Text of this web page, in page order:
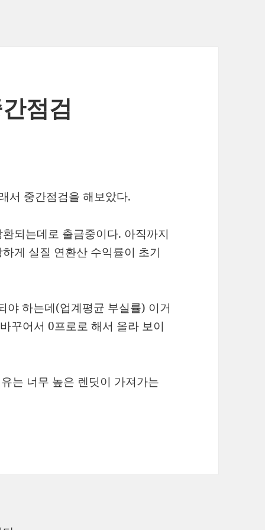
점검
서 중간점검을 해보았다.
되는데로 출금중이다. 아직까지
게 실질 연환산 수익률이 초기
야 하는데(업계평균 부실률) 이거
꾸어서 0프로로 해서 올라 보이
는 너무 높은 렌딧이 가져가는